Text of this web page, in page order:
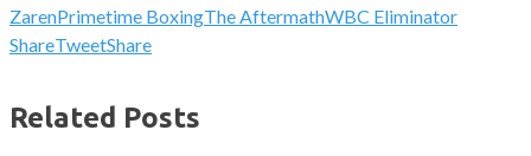
ZarenPrimetime BoxingThe AftermathWBC Eliminator
ShareTweetShare
Related Posts